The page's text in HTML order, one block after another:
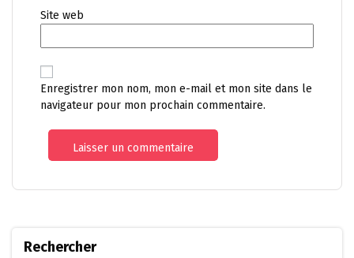
Site web
Enregistrer mon nom, mon e-mail et mon site dans le
navigateur pour mon prochain commentaire.
Rechercher